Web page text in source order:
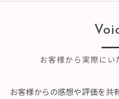
お客様から実際に
お客様からの感想や評価を共